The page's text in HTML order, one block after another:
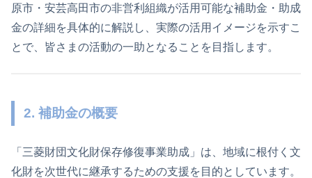
原市・安芸高田市の非営利組織が活用可能な補助金・助成
金の詳細を具体的に解説し、実際の活用イメージを示すこ
とで、皆さまの活動の一助となることを目指します。
2. 補助金の概要
「三菱財団文化財保存修復事業助成」は、地域に根付く文
化財を次世代に継承するための支援を目的としています。